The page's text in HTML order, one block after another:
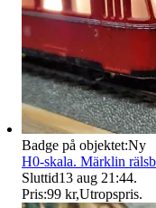
Badge på objektet:Ny
H0-skala. Märklin
Sluttid13 aug 21:44.
Pris:99 kr,Utropspris.